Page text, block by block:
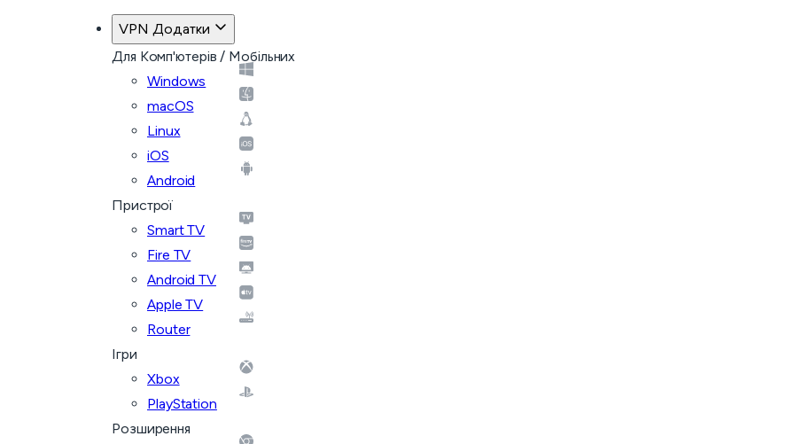
VPN Додатки
Для Комп'ютерів / Мобільних
Windows
macOS
Linux
iOS
Android
Пристрої
Smart TV
Fire TV
Android TV
Apple TV
Router
Ігри
Xbox
PlayStation
Розширення